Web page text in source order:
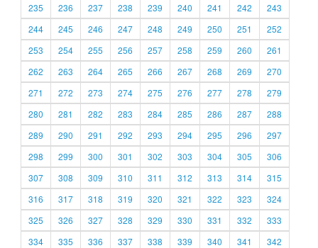
235
236 237 238 239 240 241 242
243
244
245 246 247 248 249 250 251
252
253
254 255 256 257 258 259 260
261
262
263 264 265 266 267 268 269
270
271
272 273 274 275 276 277 278
279
280
281 282 283 284 285 286 287
288
289
290 291 292 293 294 295 296
297
298
299 300 301 302 303 304 305
306
307
308 309 310 311 312 313 314
315
316
317 318 319 320 321 322 323
324
325
326 327 328 329 330 331 332
333
334
335 336 337 338 339 340 341 342